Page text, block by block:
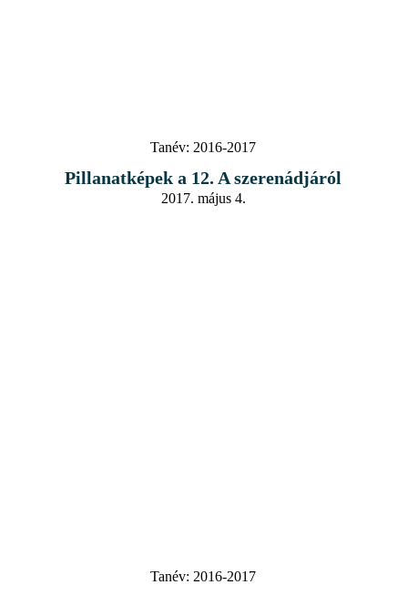
Tanév: 2016-2017
Pillanatképek a 12. A szerenádjáról
2017. május 4.
Tanév: 2016-2017